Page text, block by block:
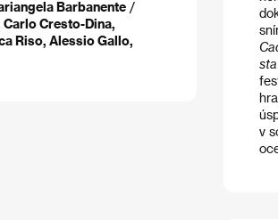
Barbanente /
Carlo Cresto-Dina,
Riso, Alessio Gallo,
v